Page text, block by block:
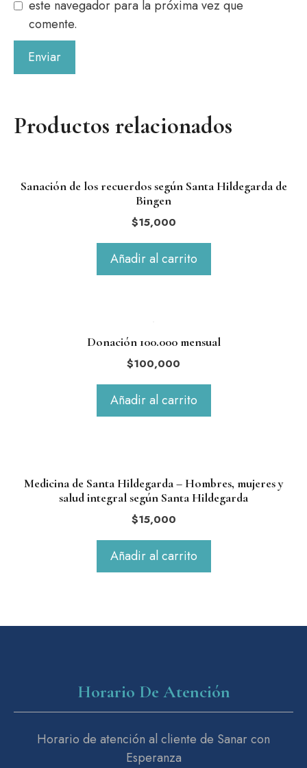
este navegador para la próxima vez que
comente.
Productos relacionados
Sanación de los recuerdos según Santa Hildegarda de
Bingen
$15,000
Añadir al carrito
Donación 100.000 mensual
$100,000
Añadir al carrito
Medicina de Santa Hildegarda – Hombres, mujeres y
salud integral según Santa Hildegarda
$15,000
Añadir al carrito
Horario De Atención
Horario de atención al cliente de Sanar con
Esperanza